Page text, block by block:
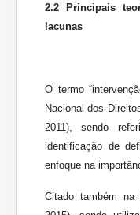
2.2 Principais
lacunas
O termo
Nacional dos
2011), sendo
identificação de
enfoque na
Citado também